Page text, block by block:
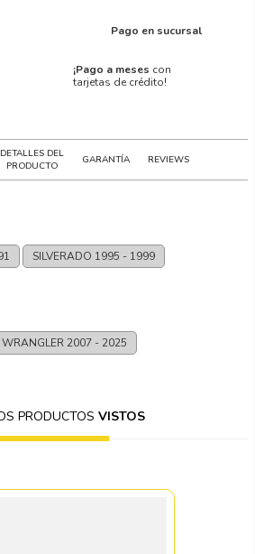
Pago en sucursal
¡Pago a meses con
tarjetas de crédito!
DETALLES DEL
PRODUCTO
GARANTÍA REVIEWS
SILVERADO 1995 - 1999
WRANGLER 2007 - 2025
PRODUCTOS VISTOS